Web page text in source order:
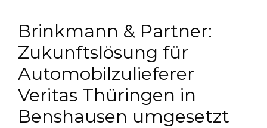
Brinkmann & Partner:
Zukunftslösung für
Automobilzulieferer
Veritas Thüringen in
Benshausen umgesetzt